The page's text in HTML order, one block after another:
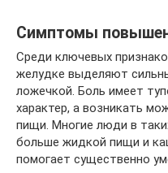
Симптомы
Среди ключевых
желудке выделяют
ложечкой. Боль имеет
характер, а возникать
пищи. Многие люди в
больше жидкой пищи и
помогает существенно